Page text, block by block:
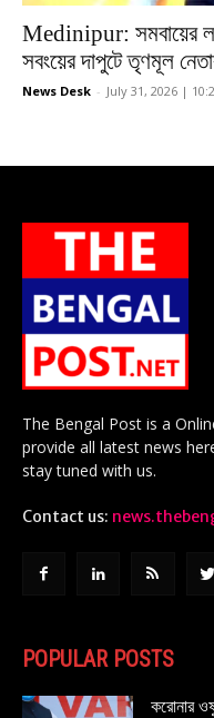
Medinipur: সমবায়ের
সবংয়ের দাপুটে তৃণমূল
News Desk - July 31, 2026 |
The Bengal Post is a
provide all latest news
stay tuned with us.
Contact us:
POPULAR POSTS
করোনার